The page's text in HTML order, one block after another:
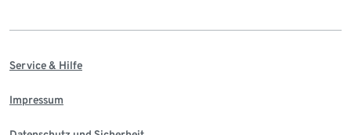
Service & Hilfe
Impressum